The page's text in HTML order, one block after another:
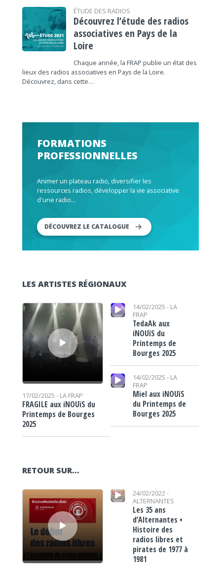
ÉTUDE DES RADIOS
Découvrez l’étude des radios
associatives en Pays de la
Loire
Chaque année, la FRAP publie un état des
lieux des radios associatives en Pays de la Loire.
Découvrez, dans cette…
FORMATIONS
PROFESSIONNELLES
Animer un plateau radio, diversifier les
ressources radios, développer la vie associative
d'une radio...
DÉCOUVREZ LE CATALOGUE
LES ARTISTES RÉGIONAUX
Lecteur audio
17/02/2025 - LA FRAP
FRAGILE aux iNOUïS du
Printemps de Bourges
2025
Lecteur audio 14/02/2025 - LA
FRAP
TedaAk aux
iNOUïS du
Printemps de
Bourges 2025
Lecteur audio
14/02/2025 - LA
FRAP
Miel aux iNOUïS
du Printemps de
Bourges 2025
RETOUR SUR…
Lecteur audio
Lecteur audio
24/02/2022 -
ALTERNANTES
Les 35 ans
d’Alternantes •
Histoire des
radios libres et
pirates de 1977 à
1981